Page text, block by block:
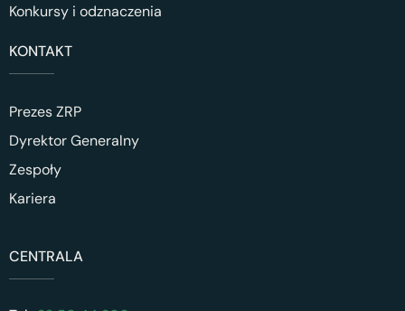
Konkursy i odznaczenia
KONTAKT
Prezes ZRP
Dyrektor Generalny
Zespoły
Kariera
CENTRALA